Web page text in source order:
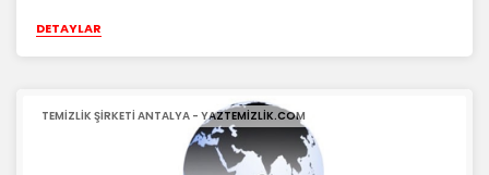
DETAYLAR
TEMIZLIK ŞIRKETI ANTALYA - YAZTEMIZLIK.COM